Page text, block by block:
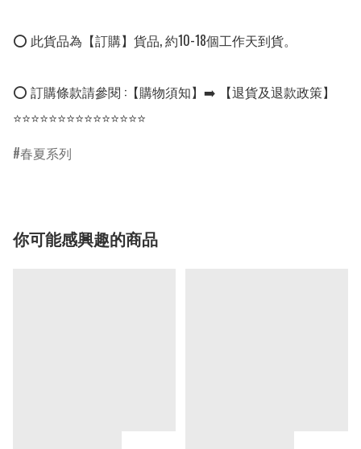
⭕ 此貨品為【訂購】貨品, 約10-18個工作天到貨。
⭕ 訂購條款請參閱 :【購物須知】➡️ 【退貨及退款政策】
⭐⭐⭐⭐⭐⭐⭐⭐⭐⭐⭐⭐⭐⭐⭐
春夏系列
你可能感興趣的商品